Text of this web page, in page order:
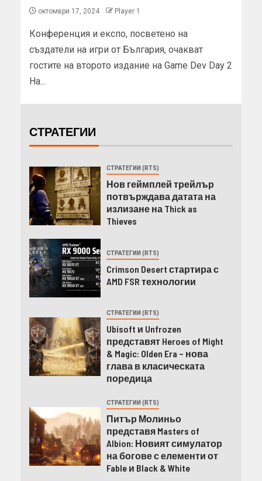
октомври 17, 2024 Player 1
Конференция и експо, посветено на
създатели на игри от България, очакват
гостите на второто издание на Game Dev Day 2
На...
СТРАТЕГИИ
СТРАТЕГИИ (RTS)
Нов геймплей трейлър
потвърждава датата на
излизане на Thick as
Thieves
СТРАТЕГИИ (RTS)
Crimson Desert стартира с
AMD FSR технологии
СТРАТЕГИИ (RTS)
Ubisoft и Unfrozen
представят Heroes of Might
& Magic: Olden Era – нова
глава в класическата
поредица
СТРАТЕГИИ (RTS)
Питър Молиньо
представя Masters of
Albion: Новият симулатор
на богове с елементи от
Fable и Black & White